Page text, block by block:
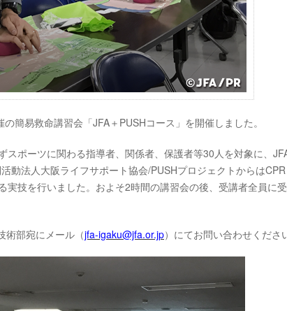
簡易救命講習会「JFA＋PUSHコース」を開催しました。
ポーツに関わる指導者、関係者、保護者等30人を対象に、
動法人大阪ライフサポート協会/PUSHプロジェクトからは
技を行いました。およそ2時間の講習会の後、受講者全員に
術部宛にメール（jfa-igaku@jfa.or.jp）にてお問い合わせくださ